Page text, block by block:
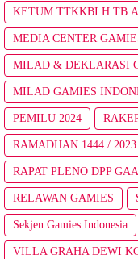
KETUM TTKKBI
MEDIA CENTER
MILAD & DEKLARASI
MILAD GAMIES
PEMILU 2024
RAMADHAN 1444 /
RAPAT PLENO DPP
RELAWAN GAMIES
Sekjen Gamies Indonesia
VILLA GRAHA DEWI